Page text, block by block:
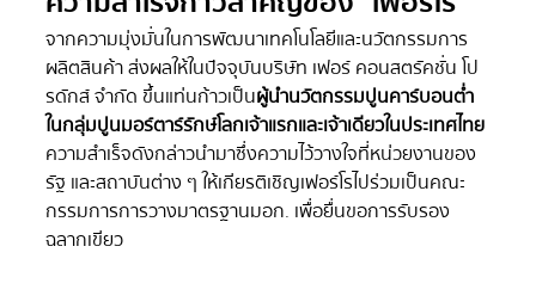
จากความมุ่งมั่นในการพัฒนาเทคโนโลยีและนวัตกรรมการ
ผลิตสินค้า ส่งผลให้ในปัจจุบันบริษัท เฟอร์ คอนสตรัคชั่น โป
รดักส์ จำกัด ขึ้นแท่นก้าวเป็นผู้นำนวัตกรรมปูนคาร์บอนต่ำ
ในกลุ่มปูนมอร์ตาร์รักษ์โลกเจ้าแรกและเจ้าเดียวในประเทศไทย
ความสำเร็จดังกล่าวนำมาซึ่งความไว้วางใจที่หน่วยงานของ
รัฐ และสถาบันต่าง ๆ ให้เกียรติเชิญเฟอร์โรไปร่วมเป็นคณะ
กรรมการการวางมาตรฐานมอก. เพื่อยื่นขอการรับรอง
ฉลากเขียว